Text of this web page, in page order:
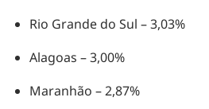
Rio Grande do Sul – 3,03%
Alagoas – 3,00%
Maranhão – 2,87%